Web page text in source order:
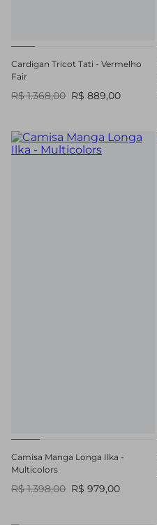
Cardigan Tricot Tati - Vermelho
Fair
R$ 1.368,00 R$ 889,00
Camisa Manga Longa Ilka -
Multicolors
R$ 1.398,00 R$ 979,00